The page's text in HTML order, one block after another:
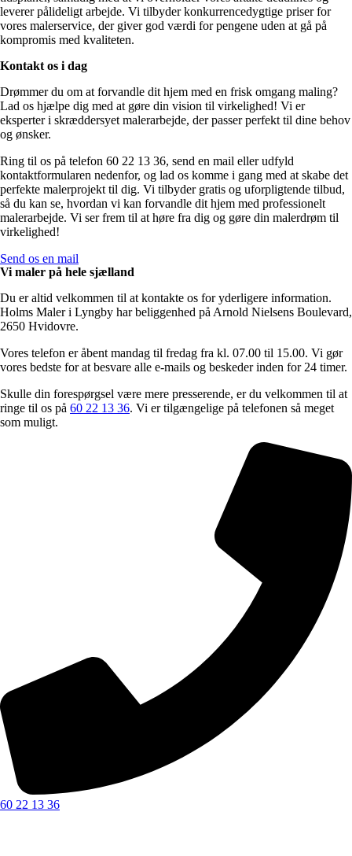
leverer pålideligt arbejde. Vi tilbyder konkurrencedygtige priser for
vores malerservice, der giver god værdi for pengene uden at gå på
kompromis med kvaliteten.
Kontakt os i dag
Drømmer du om at forvandle dit hjem med en frisk omgang maling?
Lad os hjælpe dig med at gøre din vision til virkelighed! Vi er
eksperter i skræddersyet malerarbejde, der passer perfekt til dine behov
og ønsker.
Ring til os på telefon 60 22 13 36, send en mail eller udfyld
kontaktformularen nedenfor, og lad os komme i gang med at skabe det
perfekte malerprojekt til dig. Vi tilbyder gratis og uforpligtende tilbud,
så du kan se, hvordan vi kan forvandle dit hjem med professionelt
malerarbejde. Vi ser frem til at høre fra dig og gøre din malerdrøm til
virkelighed!
Send os en mail
Vi maler på hele sjælland
Du er altid velkommen til at kontakte os for yderligere information.
Holms Maler i Lyngby har beliggenhed på Arnold Nielsens Boulevard,
2650 Hvidovre.
Vores telefon er åbent mandag til fredag fra kl. 07.00 til 15.00. Vi gør
vores bedste for at besvare alle e-mails og beskeder inden for 24 timer.
Skulle din forespørgsel være mere presserende, er du velkommen til at
ringe til os på 60 22 13 36. Vi er tilgængelige på telefonen så meget
som muligt.
60 22 13 36